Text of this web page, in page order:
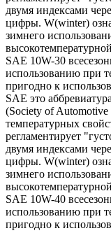
двумя индексами
цифры. W(winter)
зимнего
SAE 10W-30
использованию при
пригодно к
SAE это
(Society of Automotive
температурных
регламентирует
двумя индексами
цифры. W(winter)
зимнего
SAE 10W-40
использованию при
пригодно к